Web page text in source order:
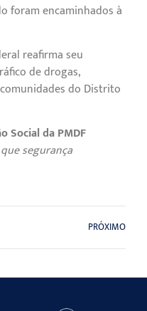
foram encaminhados à
reafirma seu
de drogas,
do Distrito
Social da PMDF
segurança
PRÓXIMO